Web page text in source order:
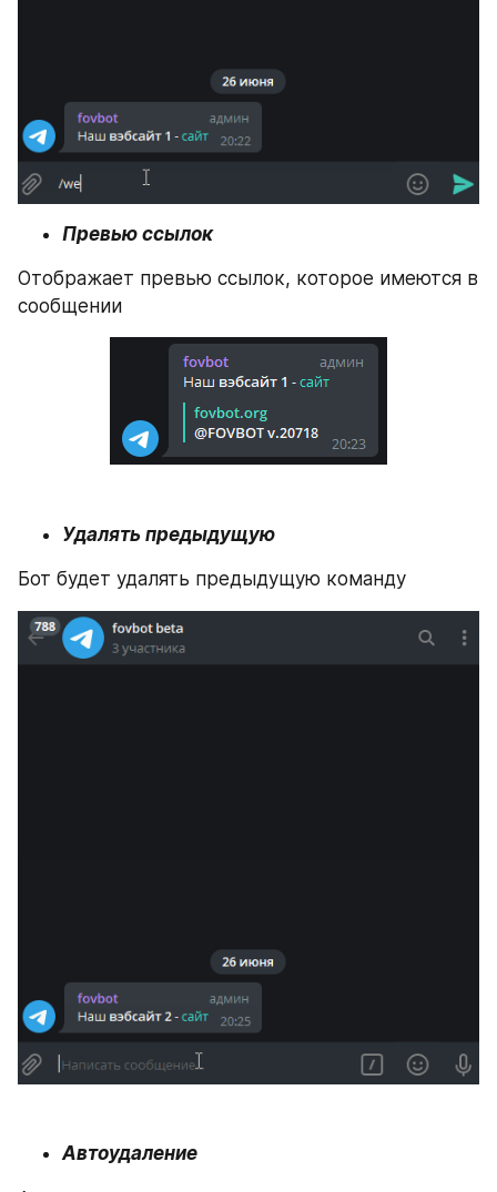
Превью ссылок
Отображает превью ссылок, которое имеются в
сообщении
Удалять предыдущую
Бот будет удалять предыдущую команду
Автоудаление